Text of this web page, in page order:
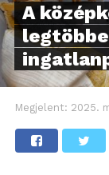
A
Megjelent: 2025.